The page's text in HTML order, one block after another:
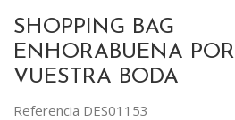
SHOPPING BAG
ENHORABUENA POR
VUESTRA BODA
Referencia DES01153